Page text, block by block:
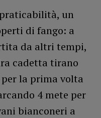
un
di fango: a
da altri tempi,
cadetta tirano
la prima volta
4 mete per
bianconeri a